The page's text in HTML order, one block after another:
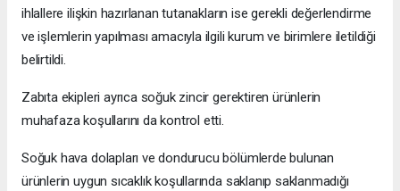
ihlallere ilişkin hazırlanan tutanakların ise gerekli değerlendirme
ve işlemlerin yapılması amacıyla ilgili kurum ve birimlere iletildiği
belirtildi.
Zabıta ekipleri ayrıca soğuk zincir gerektiren ürünlerin
muhafaza koşullarını da kontrol etti.
Soğuk hava dolapları ve dondurucu bölümlerde bulunan
ürünlerin uygun sıcaklık koşullarında saklanıp saklanmadığı